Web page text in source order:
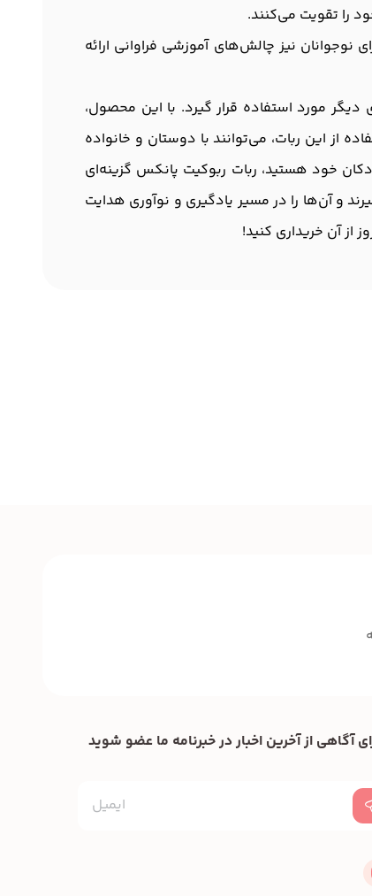
را تقویت می‌کنند.
8 سال به بالا مناسب باشد و برای نوجوانان نیز چالش‌های آموزشی فراوانی ارائه
مورد استفاده قرار گیرد. با این محصول،
از این ربات، می‌توانند با دوستان و خانواده
خود هستید، ربات ربوکیت پانکس گزینه‌ای
و آن‌ها را در مسیر یادگیری و نوآوری هدایت
از آن خریداری کنید!
آگاهی از آخرین اخبار در خبرنامه ما عضو شوید